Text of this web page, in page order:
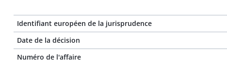
Identifiant européen de la jurisprudence
Date de la décision
Numéro de l'affaire